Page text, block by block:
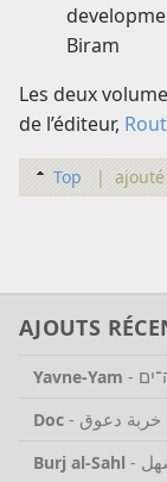
Biram
Les deux
de l’éditeur,
Top |
AJOUTS
Yavne-Yam -
Doc - خربة دعوق
Burj al-Sahl -